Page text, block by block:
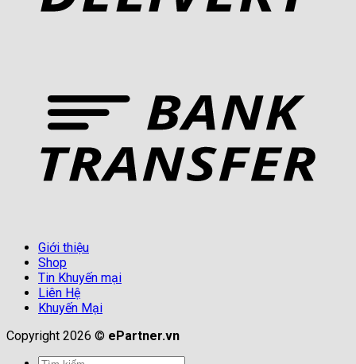
Giới thiệu
Shop
Tin Khuyến mại
Liên Hệ
Khuyến Mại
Copyright 2026 © ePartner.vn